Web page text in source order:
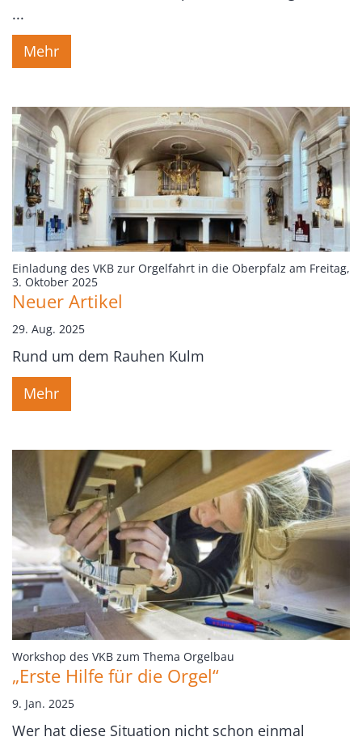
...
Mehr
Einladung des VKB zur Orgelfahrt in die Oberpfalz am Freitag,
3. Oktober 2025:
Neuer Artikel
29. Aug. 2025
Rund um dem Rauhen Kulm
Mehr
Workshop des VKB zum Thema Orgelbau
„Erste Hilfe für die Orgel“
9. Jan. 2025
Wer hat diese Situation nicht schon einmal